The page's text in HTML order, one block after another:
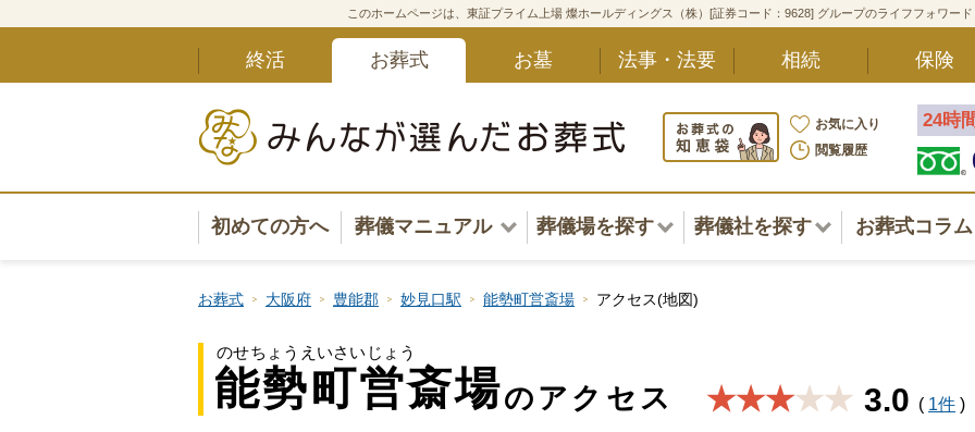
このホームページは、東証プライム上場 燦ホールディングス（株）[証券コード：9628] グループのライフフォワー
終活 お葬式 お墓 法事・法要 相続 保険
お気に入り
閲覧履歴
24時
初めての方へ 葬儀マニュアル
葬儀マニュアル一覧
葬儀安心サポート
葬儀の準備〜葬儀後まで
葬儀場を探す
北海道
関東
葬儀社を探す
関東
お葬式コラム
お葬式 大阪府 豊能郡 妙見口駅 能勢町営斎場 アクセス(地図)
のせちょうえいさいじょう
能勢町営斎場のアクセス ★★★ 3.0 ( 1件 )